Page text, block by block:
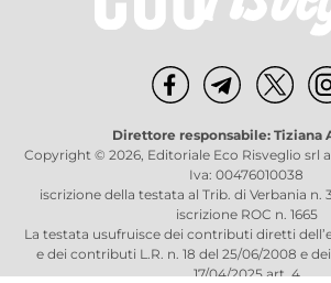
Direttore responsabile: Tiziana
Copyright © 2026, Editoriale Eco Risveglio srl
Iva: 00476010038
iscrizione della testata al Trib. di Verbania n.
iscrizione ROC n. 1665
La testata usufruisce dei contributi diretti
e dei contributi L.R. n. 18 del 25/06/2008 e
17/04/2025 art. 4